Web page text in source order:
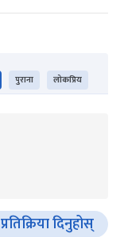
पुराना लोकप्रिय
प्रतिक्रिया दिनुहोस्